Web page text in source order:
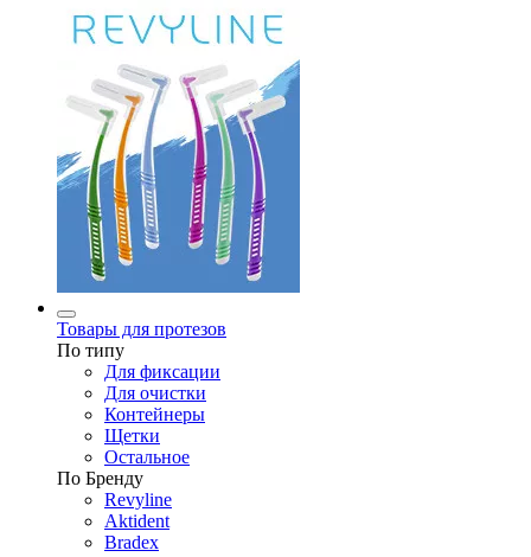
Товары для протезов
По типу
Для фиксации
Для очистки
Контейнеры
Щетки
Остальное
По Бренду
Revyline
Aktident
Bradex